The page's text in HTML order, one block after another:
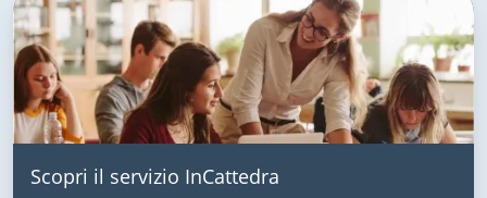
Scopri il servizio InCattedra